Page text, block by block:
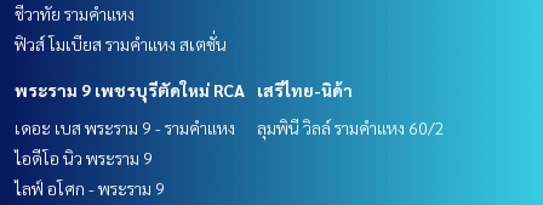
ชีวาทัย รามคำแหง
ฟิวส์ โมเบียส รามคำแหง สเตชั่น
พระราม 9 เพชรบุรีตัดใหม่ RCA
เดอะ เบส พระราม 9 - รามคำแหง
ไอดีโอ นิว พระราม 9
ไลฟ์ อโศก - พระราม 9
เสรีไทย-นิด้า
ลุมพินี วิลล์ รามคำแหง 60/2